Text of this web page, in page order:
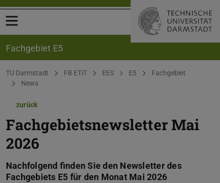
Menü öffnen
Fachgebiet E5
Sie befinden sich hier:
TU Darmstadt FB ETiT EES E5
Fachgebiet
News
zurück
Fachgebietsnewsletter Mai
2026
Nachfolgend finden Sie den Newsletter des
Fachgebiets E5 für den Monat Mai 2026